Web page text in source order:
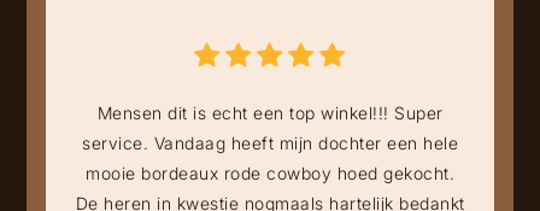
Mensen dit is echt een top winkel!!! Super
service. Vandaag heeft mijn dochter een hele
mooie bordeaux rode cowboy hoed gekocht.
De heren in kwestie nogmaals hartelijk bedankt